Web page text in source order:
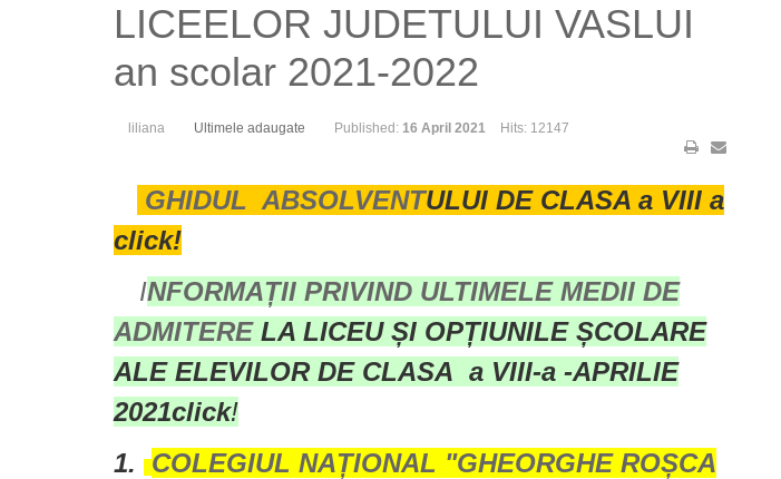
LICEELOR JUDETULUI VASLUI
an scolar 2021-2022
liliana Ultimele adaugate Published: 16 April 2021 Hits: 12147
GHIDUL ABSOLVENTULUI DE CLASA a VIII a
click!
INFORMAȚII PRIVIND ULTIMELE MEDII DE
ADMITERE LA LICEU ȘI OPȚIUNILE ȘCOLARE
ALE ELEVILOR DE CLASA a VIII-a -APRILIE
2021click!
1.
COLEGIUL NAȚIONAL "GHEORGHE ROȘCA